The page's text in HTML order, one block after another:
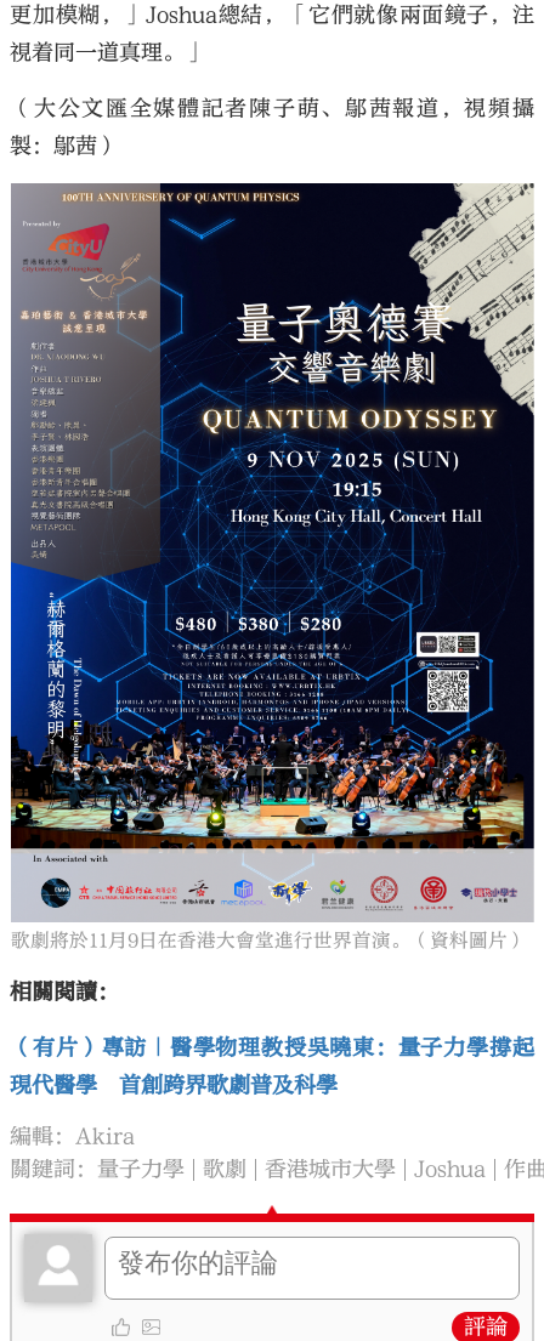
更加模糊，」Joshua總結，「它們就像兩面鏡子，注
視着同一道真理。」
（大公文匯全媒體記者陳子萌、鄔茜報道，視頻攝
製：鄔茜）
歌劇將於11月9日在香港大會堂進行世界首演。（資料圖片）
相關閱讀：
（有片）專訪｜醫學物理教授吳曉東：量子力學撐起
現代醫學 首創跨界歌劇普及科學
編輯：Akira
關鍵詞：量子力學 歌劇 香港城市大學 Joshua 作
評論